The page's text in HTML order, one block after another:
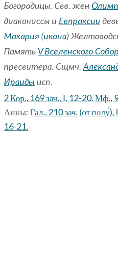
Богородицы. Свв. жен
диакониссы и Евпраксии
Макария (икона)
Память V Вселенского
пресвитера. Сщмч.
Ираиды исп.
2 Кор., 169 зач., I, 12-20.Мф.,
Анны:Гал., 210 зач. (от
16-21.